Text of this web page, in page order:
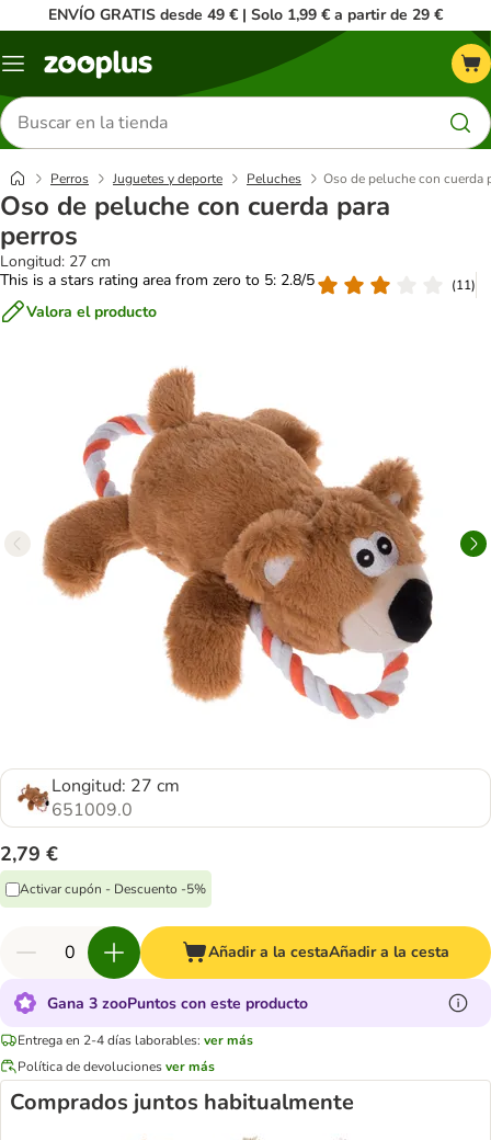
ENVÍO GRATIS desde 49 € | Solo 1,99 € a partir de 29 €
Menú
Buscar
productos
Perros Juguetes y deporte Peluches Oso de peluche con cuerda
Oso de peluche con cuerda para
perros
Longitud: 27 cm
This is a stars rating area from zero to 5: 2.8/5
(11)
Valora el producto
Longitud: 27 cm
651009.0
2,79 €
Activar cupón - Descuento -5%
Añadir a la cestaAñadir a la cesta
Gana 3 zooPuntos con este producto
Entrega en 2-4 días laborables: ver más
Política de devolucionesver más
Comprados juntos habitualmente